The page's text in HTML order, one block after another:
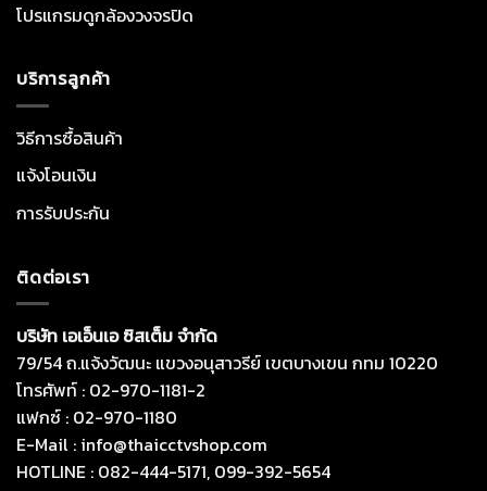
โปรแกรมดูกล้องวงจรปิด
บริการลูกค้า
วิธีการซื้อสินค้า
แจ้งโอนเงิน
การรับประกัน
ติดต่อเรา
บริษัท เอเอ็นเอ ซิสเต็ม จำกัด
79/54 ถ.แจ้งวัฒนะ แขวงอนุสาวรีย์ เขตบางเขน กทม 10220
โทรศัพท์ : 02-970-1181-2
แฟกซ์ : 02-970-1180
E-Mail : info@thaicctvshop.com
HOTLINE : 082-444-5171, 099-392-5654